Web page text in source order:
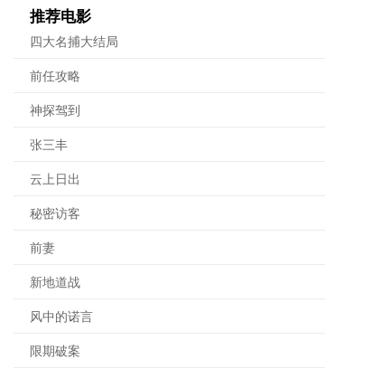
推荐电影
四大名捕大结局
前任攻略
神探驾到
张三丰
云上日出
秘密访客
前妻
新地道战
风中的诺言
限期破案